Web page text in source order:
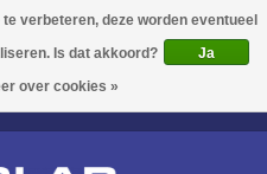
0 Artikelen - €0,00
Ja
over cookies »